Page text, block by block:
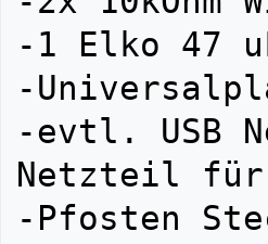
-1 Elko 47
-
-evtl. USB
Netzteil für
-Pfosten